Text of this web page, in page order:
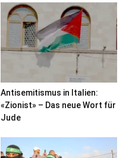
Antisemitismus in Italien:
«Zionist» – Das neue Wort für
Jude